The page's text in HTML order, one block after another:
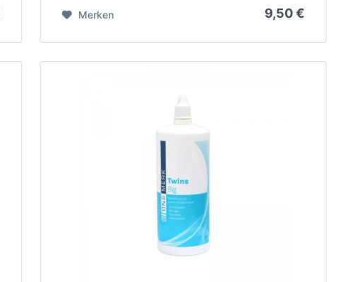
9,50 €
Merken